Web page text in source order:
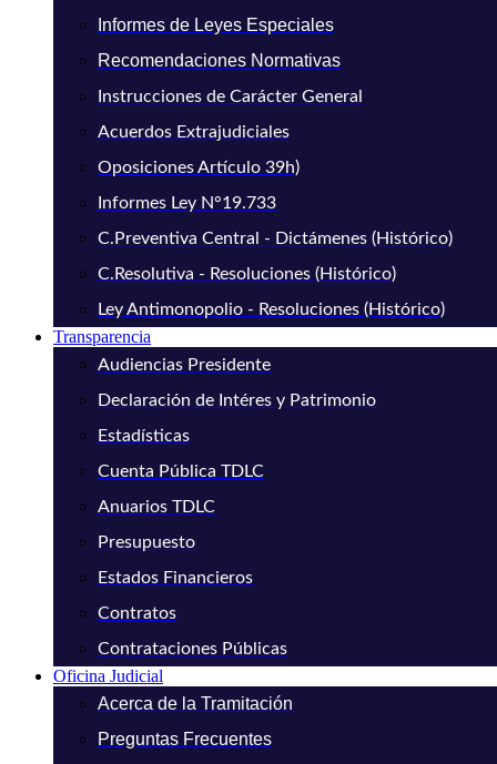
Informes de Leyes Especiales
Recomendaciones Normativas
Instrucciones de Carácter General
Acuerdos Extrajudiciales
Oposiciones Artículo 39h)
Informes Ley N°19.733
C.Preventiva Central - Dictámenes (Histórico)
C.Resolutiva - Resoluciones (Histórico)
Ley Antimonopolio - Resoluciones (Histórico)
Transparencia
Audiencias Presidente
Declaración de Intéres y Patrimonio
Estadísticas
Cuenta Pública TDLC
Anuarios TDLC
Presupuesto
Estados Financieros
Contratos
Contrataciones Públicas
Oficina Judicial
Acerca de la Tramitación
Preguntas Frecuentes